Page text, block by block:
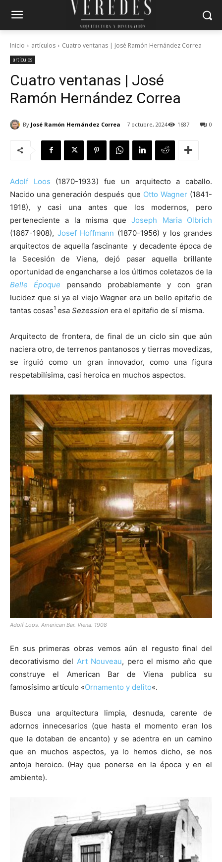
Inicio artículos Cuatro ventanas | José Ramón Hernández Correa
artículos
Cuatro ventanas | José
Ramón Hernández Correa
By José Ramón Hernández Correa 7 octubre, 2024 0
1687
Adolf Loos (1870-1933) fue un arquitecto a caballo.
Nacido una generación después que Otto Wagner(1841-
1918), y casi una antes que los modernos, pero
perteneciente a la misma queJoseph Maria Olbrich
(1867-1908), Josef Hoffmann (1870-1956) y los grandes
arquitectos de aquella fascinante y decadente época de
la Secesión de Viena, dejó pasar aquella brillante
oportunidad de engancharse a los últimos coletazos de la
Belle Époque pensando probablemente y con gran
lucidez que si ya el viejo Wagner era un bello epitafio de
tantas cosas1 esa Sezession era el epitafio de sí misma.
Arquitecto de frontera, de final de un ciclo sin que aún
naciera otro, de terrenos pantanosos y tierras movedizas,
se irguió como un gran innovador, como una figura
respetabilísima, casi heroica en muchos aspectos.
Adolf Loos. American Bar. Viena. 1908
En sus primeras obras vemos aún el regusto final del
decorativismo del Art Nouveau, pero el mismo año que
construye el American Bar de Viena publica su
famosísimo artículo «Ornamento y delito«.
Busca una arquitectura limpia, desnuda, carente de
adornos innecesarios (que hasta el momento eran los
que la dotaban de encanto) y se adentra en un camino
que en muchos aspectos, ya lo hemos dicho, se nos
antoja heroico. (Hay que ponerse en la época y en el
ambiente).